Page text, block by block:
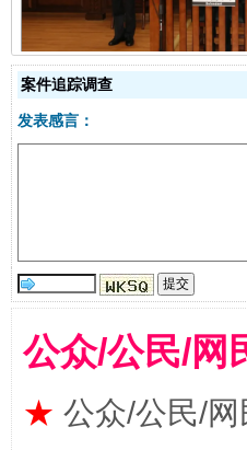
全民健身五年计划来了
案件追踪调查
发表感言：
公众/公民/网
★ 公众/公民/